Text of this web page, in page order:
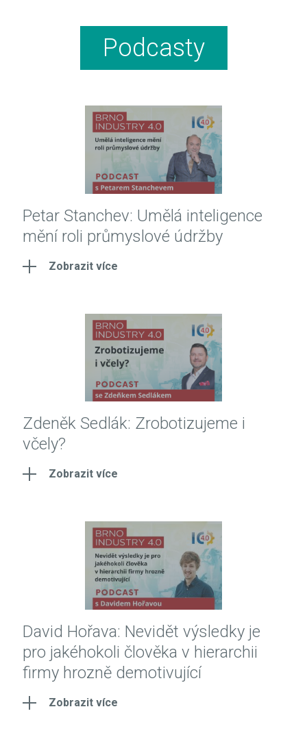
Podcasty
Petar Stanchev: Umělá inteligence
mění roli průmyslové údržby
Zobrazit více
Zdeněk Sedlák: Zrobotizujeme i
včely?
Zobrazit více
David Hořava: Nevidět výsledky je
pro jakéhokoli člověka v hierarchii
firmy hrozně demotivující
Zobrazit více